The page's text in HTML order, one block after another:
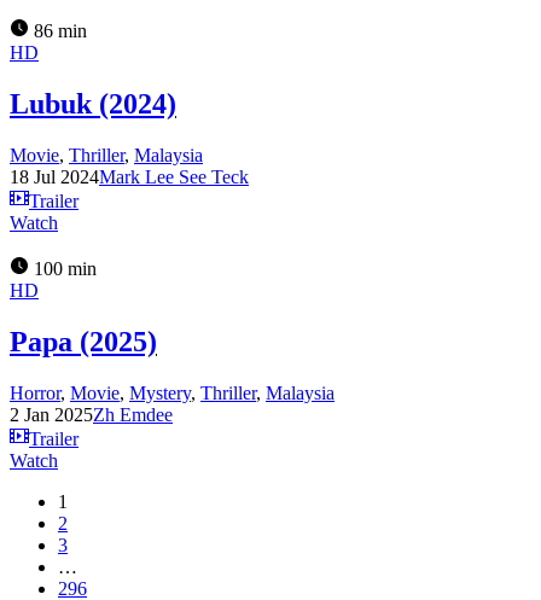
86 min
HD
Lubuk (2024)
Movie, Thriller, Malaysia
18 Jul 2024Mark Lee See Teck
Trailer
Watch
100 min
HD
Papa (2025)
Horror, Movie, Mystery, Thriller, Malaysia
2 Jan 2025Zh Emdee
Trailer
Watch
1
2
3
…
296